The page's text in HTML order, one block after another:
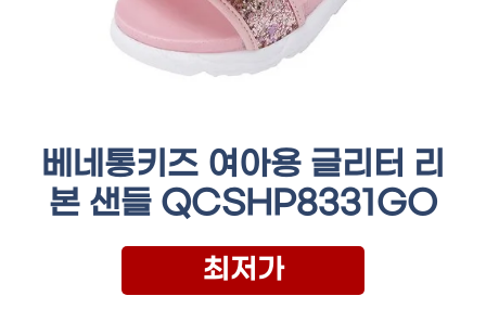
베네통키즈 여아용 글리터 리
본 샌들 QCSHP8331GO
최저가